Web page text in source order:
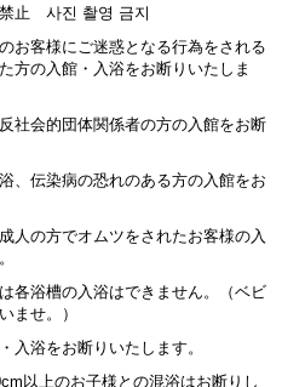
止 사진 촬영 금지
お客様にご迷惑となる行為をされる
方の入館・入浴をお断りいたしま
社会的団体関係者の方の入館をお断
、伝染病の恐れのある方の入館をお
人の方でオムツをされたお客様の入
各浴槽の入浴はできません。（ベビ
ませ。）
入浴をお断りいたします。
以上のお子様との混浴はお断りし